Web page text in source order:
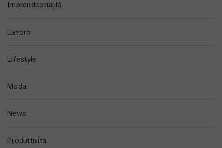
Imprenditorialità
Lavoro
Lifestyle
Moda
News
Produttività